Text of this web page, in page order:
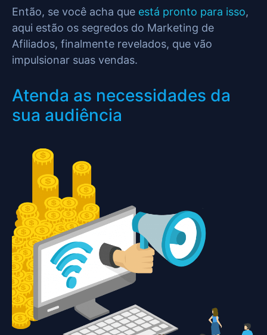
Então, se você acha que está pronto para isso,
aqui estão os segredos do Marketing de
Afiliados, finalmente revelados, que vão
impulsionar suas vendas.
Atenda as necessidades da
sua audiência